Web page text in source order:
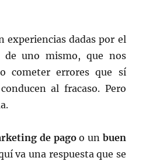
experiencias dadas por el
uno mismo, que nos
cometer errores que sí
al fracaso. Pero
de pagoo un buen
va una respuesta que se